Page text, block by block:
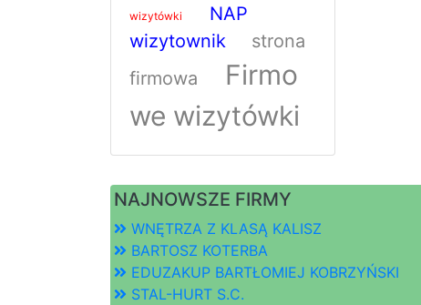
wizytówki
NAP
wizytownik
strona
firmowa
Firmo
we wizytówki
NAJNOWSZE FIRMY
WNĘTRZA Z KLASĄ KALISZ
BARTOSZ KOTERBA
EDUZAKUP BARTŁOMIEJ KOBRZYŃSKI
STAL-HURT S.C.